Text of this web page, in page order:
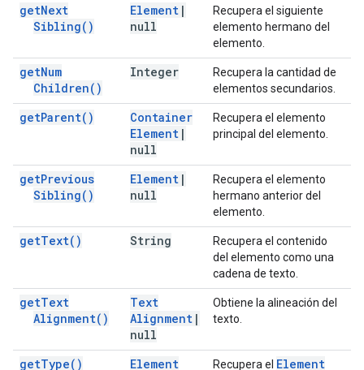
getNext
Sibling( )
Element |
null
Recupera el siguiente
elemento hermano del
elemento.
getNum
Children( )
Integer
Recupera la cantidad de
elementos secundarios.
getParent( )
Container
Element |
null
Recupera el elemento
principal del elemento.
getPrevious
Sibling( )
Element |
null
Recupera el elemento
hermano anterior del
elemento.
getText( ) String
Recupera el contenido
del elemento como una
cadena de texto.
getText
Alignment( )
Text
Alignment |
null
Obtiene la alineación del
texto.
getType( )
Element
Recupera el Element